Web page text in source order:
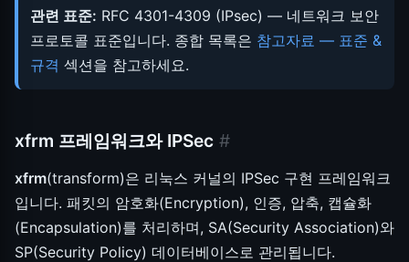
관련 표준: RFC 4301-4309 (IPsec) — 네트워크 보안
프로토콜 표준입니다. 종합 목록은 참고자료 — 표준 &
규격 섹션을 참고하세요.
xfrm 프레임워크와 IPSec #
xfrm(transform)은 리눅스 커널의 IPSec 구현 프레임워크
입니다. 패킷의 암호화(Encryption), 인증, 압축, 캡슐화
(Encapsulation)를 처리하며, SA(Security Association)와
SP(Security Policy) 데이터베이스로 관리됩니다.